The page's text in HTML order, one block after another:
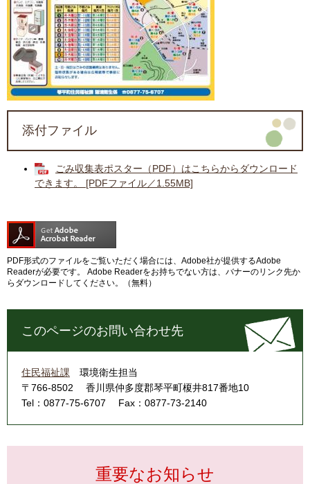
添付ファイル
ごみ収集表ポスター（PDF）はこちらからダウンロード
できます。 [PDFファイル／1.55MB]
PDF形式のファイルをご覧いただく場合には、Adobe社が提供するAdobe
Readerが必要です。
Adobe Readerをお持ちでない方は、バナーのリンク先か
らダウンロードしてください。（無料）
このページのお問い合わせ先
住民福祉課
環境衛生担当
〒766-8502
香川県仲多度郡琴平町榎井817番地10
Tel：0877-75-6707
Fax：0877-73-2140
重要なお知らせ